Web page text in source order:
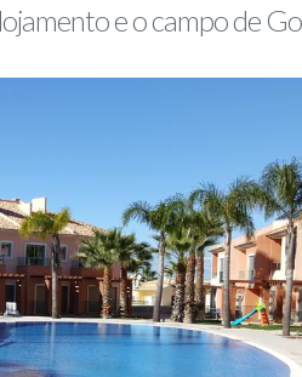
e o campo de